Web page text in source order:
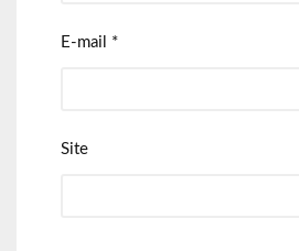
E-mail *
Site